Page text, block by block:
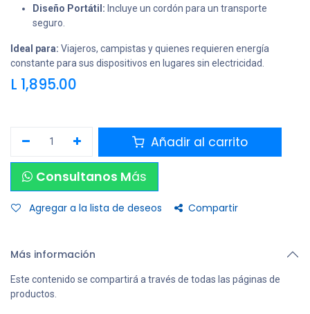
Diseño Portátil: Incluye un cordón para un transporte
seguro.
Ideal para: Viajeros, campistas y quienes requieren energía
constante para sus dispositivos en lugares sin electricidad.
L 1,895.00
Añadir al carrito
Consultanos Más
Agregar a la lista de deseos Compartir
Más información
Este contenido se compartirá a través de todas las páginas de
productos.